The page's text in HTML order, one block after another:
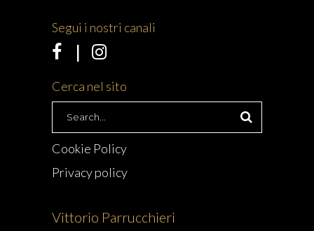
Segui i nostri canali
Cerca nel sito
Cookie Policy
Privacy policy
Vittorio Parrucchieri